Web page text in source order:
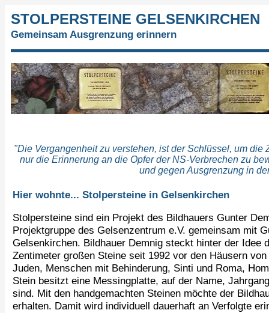
STOLPERSTEINE GELSENKIRCHEN
Gemeinsam Ausgrenzung erinnern
"Die Vergangenheit zu verstehen, ist der Schlüssel, um
nur die Erinnerung an die Opfer der NS-Verbrechen zu
und gegen Ausgrenzung in
Hier wohnte... Stolpersteine in Gelsenkirchen
Stolpersteine sind ein Projekt des Bildhauers Gunter
Projektgruppe des Gelsenzentrum e.V. gemeinsam mit
Gelsenkirchen. Bildhauer Demnig steckt hinter der Idee
Zentimeter großen Steine seit 1992 vor den Häusern
Juden, Menschen mit Behinderung, Sinti und Roma,
Stein besitzt eine Messingplatte, auf der Name,
sind. Mit den handgemachten Steinen möchte der
erhalten. Damit wird individuell dauerhaft an Verfolgte